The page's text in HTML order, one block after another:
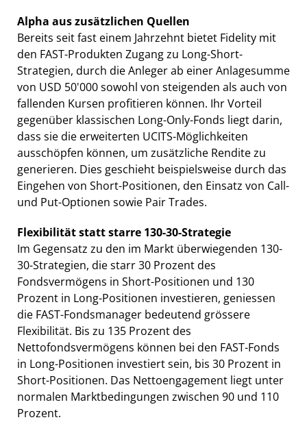
Alpha aus zusätzlichen Quellen
Bereits seit fast einem Jahrzehnt bietet Fidelity mit
den FAST-Produkten Zugang zu Long-Short-
Strategien, durch die Anleger ab einer Anlagesumme
von USD 50'000 sowohl von steigenden als auch von
fallenden Kursen profitieren können. Ihr Vorteil
gegenüber klassischen Long-Only-Fonds liegt darin,
dass sie die erweiterten UCITS-Möglichkeiten
ausschöpfen können, um zusätzliche Rendite zu
generieren. Dies geschieht beispielsweise durch das
Eingehen von Short-Positionen, den Einsatz von Call-
und Put-Optionen sowie Pair Trades.
Flexibilität statt starre 130-30-Strategie
Im Gegensatz zu den im Markt überwiegenden 130-
30-Strategien, die starr 30 Prozent des
Fondsvermögens in Short-Positionen und 130
Prozent in Long-Positionen investieren, geniessen
die FAST-Fondsmanager bedeutend grössere
Flexibilität. Bis zu 135 Prozent des
Nettofondsvermögens können bei den FAST-Fonds
in Long-Positionen investiert sein, bis 30 Prozent in
Short-Positionen. Das Nettoengagement liegt unter
normalen Marktbedingungen zwischen 90 und 110
Prozent.